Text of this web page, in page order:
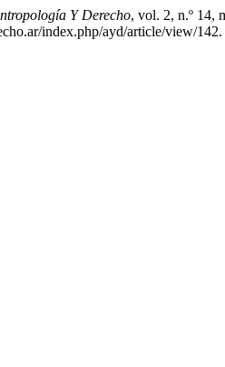
Y Derecho, vol. 2, n.º 14,
index.php/ayd/article/view/142.